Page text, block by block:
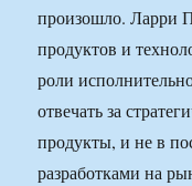
произошло. Ларри
продуктов и
роли
отвечать за
продукты, и не в
разработками на